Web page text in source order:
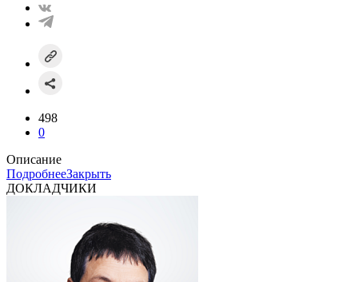
498
0
Описание
ПодробнееЗакрыть
ДОКЛАДЧИКИ